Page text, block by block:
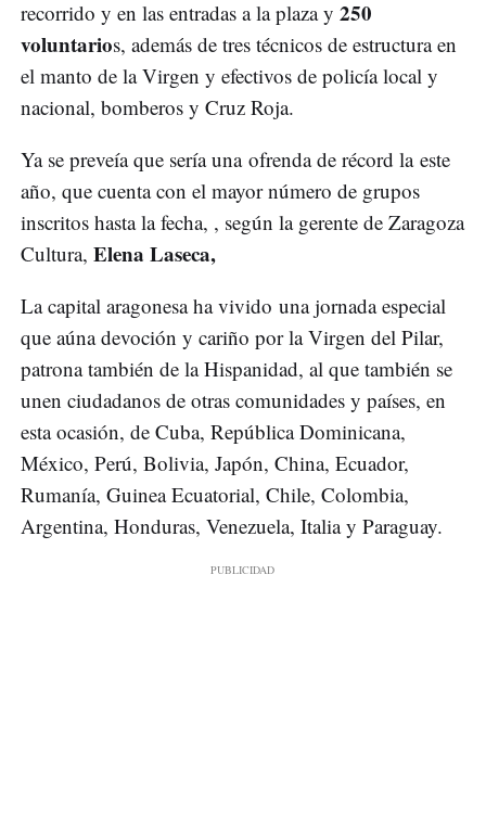
recorrido y en las entradas a la plaza y 250
voluntarios, además de tres técnicos de estructura en
el manto de la Virgen y efectivos de policía local y
nacional, bomberos y Cruz Roja.
Ya se preveía que sería una ofrenda de récord la este
año, que cuenta con el mayor número de grupos
inscritos hasta la fecha, , según la gerente de Zaragoza
Cultura, Elena Laseca,
La capital aragonesa ha vivido una jornada especial
que aúna devoción y cariño por la Virgen del Pilar,
patrona también de la Hispanidad, al que también se
unen ciudadanos de otras comunidades y países, en
esta ocasión, de Cuba, República Dominicana,
México, Perú, Bolivia, Japón, China, Ecuador,
Rumanía, Guinea Ecuatorial, Chile, Colombia,
Argentina, Honduras, Venezuela, Italia y Paraguay.